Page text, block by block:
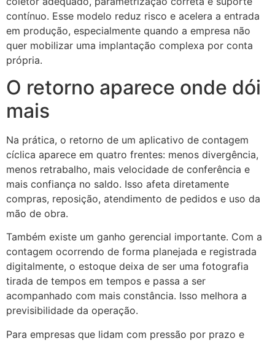
contínuo. Esse modelo reduz risco e acelera a entrada
em produção, especialmente quando a empresa não
quer mobilizar uma implantação complexa por conta
própria.
O retorno aparece onde dói
mais
Na prática, o retorno de um aplicativo de contagem
cíclica aparece em quatro frentes: menos divergência,
menos retrabalho, mais velocidade de conferência e
mais confiança no saldo. Isso afeta diretamente
compras, reposição, atendimento de pedidos e uso da
mão de obra.
Também existe um ganho gerencial importante. Com a
contagem ocorrendo de forma planejada e registrada
digitalmente, o estoque deixa de ser uma fotografia
tirada de tempos em tempos e passa a ser
acompanhado com mais constância. Isso melhora a
previsibilidade da operação.
Para empresas que lidam com pressão por prazo e